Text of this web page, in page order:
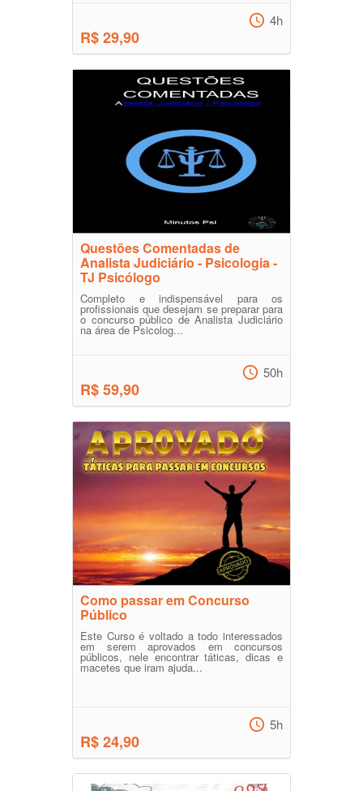
R$ 29,90
4h
Questões Comentadas de
Analista Judiciário - Psicologia -
TJ Psicólogo
Completo e indispensável para os
profissionais que desejam se preparar para
o concurso público de Analista Judiciário
na área de Psicolog...
R$ 59,90
50h
Como passar em Concurso
Público
Este Curso é voltado a todo interessados
em serem aprovados em concursos
públicos, nele encontrar táticas, dicas e
macetes que iram ajuda...
R$ 24,90
5h